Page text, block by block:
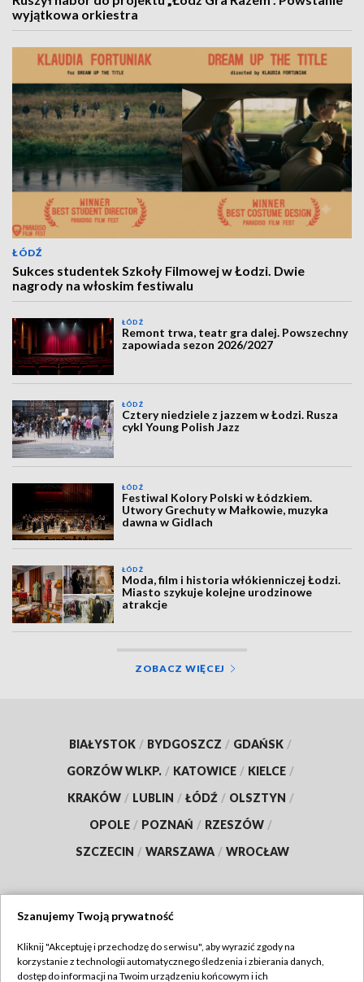
wyjątkowa orkiestra
ŁÓDŹ
Sukces studentek Szkoły Filmowej w Łodzi. Dwie
nagrody na włoskim festiwalu
ŁÓDŹ
Remont trwa, teatr gra dalej. Powszechny
zapowiada sezon 2026/2027
ŁÓDŹ
Cztery niedziele z jazzem w Łodzi. Rusza
cykl Young Polish Jazz
ŁÓDŹ
Festiwal Kolory Polski w Łódzkiem.
Utwory Grechuty w Małkowie, muzyka
dawna w Gidlach
ŁÓDŹ
Moda, film i historia włókienniczej Łodzi.
Miasto szykuje kolejne urodzinowe
atrakcje
ZOBACZ WIĘCEJ
BIAŁYSTOK / BYDGOSZCZ / GDAŃSK /
GORZÓW WLKP. / KATOWICE / KIELCE /
KRAKÓW / LUBLIN / ŁÓDŹ / OLSZTYN /
OPOLE / POZNAŃ / RZESZÓW /
SZCZECIN / WARSZAWA / WROCŁAW
TVP
Szanujemy Twoją prywatność
Kliknij "Akceptuję i przechodzę do serwisu", aby wyrazić zgody na
korzystanie z technologii automatycznego śledzenia i zbierania danych,
dostęp do informacji na Twoim urządzeniu końcowym i ich